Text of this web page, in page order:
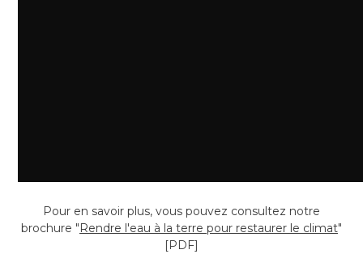
Pour en savoir plus, vous pouvez consultez notre
brochure "Rendre l'eau à la terre pour restaurer le climat"
[PDF]